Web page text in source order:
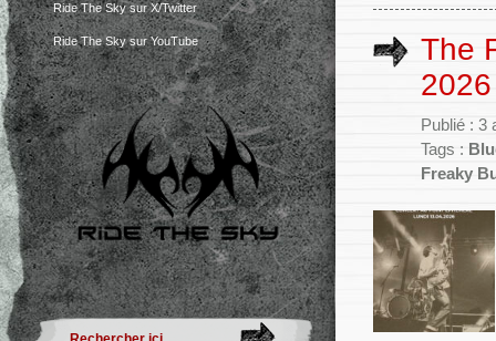
Ride The Sky sur X/Twitter
Ride The Sky sur YouTube
The
Publié : 3
Tags :
Freaky